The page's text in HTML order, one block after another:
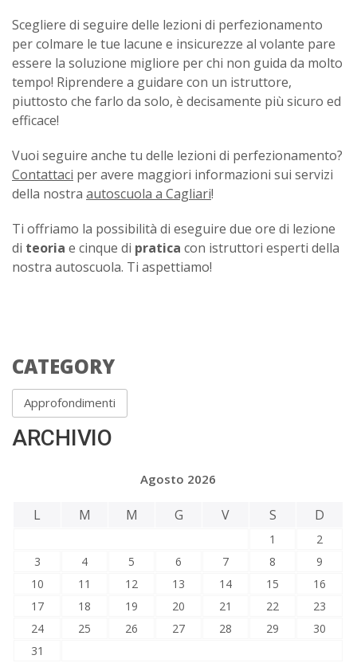
Scegliere di seguire delle lezioni di perfezionamento
per colmare le tue lacune e insicurezze al volante pare
essere la soluzione migliore per chi non guida da molto
tempo! Riprendere a guidare con un istruttore,
piuttosto che farlo da solo, è decisamente più sicuro ed
efficace!
Vuoi seguire anche tu delle lezioni di perfezionamento?
Contattaci per avere maggiori informazioni sui servizi
della nostra autoscuola a Cagliari!
Ti offriamo la possibilità di eseguire due ore di lezione
di teoria e cinque di pratica con istruttori esperti della
nostra autoscuola. Ti aspettiamo!
CATEGORY
Approfondimenti
ARCHIVIO
Agosto 2026
L M M G V S D
1
2
3
4 5 6 7 8
9
10
11 12 13 14 15
16
17
18 19 20 21 22
23
24
25 26 27 28 29
30
31